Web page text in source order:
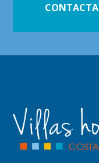
CONTACTA